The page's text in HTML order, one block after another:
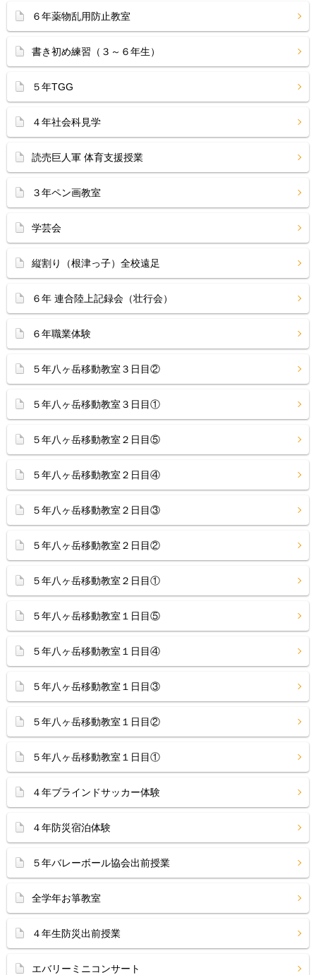
６年薬物乱用防止教室
書き初め練習（３～６年生）
５年TGG
４年社会科見学
読売巨人軍 体育支援授業
３年ペン画教室
学芸会
縦割り（根津っ子）全校遠足
６年 連合陸上記録会（壮行会）
６年職業体験
５年八ヶ岳移動教室３日目②
５年八ヶ岳移動教室３日目①
５年八ヶ岳移動教室２日目⑤
５年八ヶ岳移動教室２日目④
５年八ヶ岳移動教室２日目③
５年八ヶ岳移動教室２日目②
５年八ヶ岳移動教室２日目①
５年八ヶ岳移動教室１日目⑤
５年八ヶ岳移動教室１日目④
５年八ヶ岳移動教室１日目③
５年八ヶ岳移動教室１日目②
５年八ヶ岳移動教室１日目①
４年ブラインドサッカー体験
４年防災宿泊体験
５年バレーボール協会出前授業
全学年お箏教室
４年生防災出前授業
エバリーミニコンサート